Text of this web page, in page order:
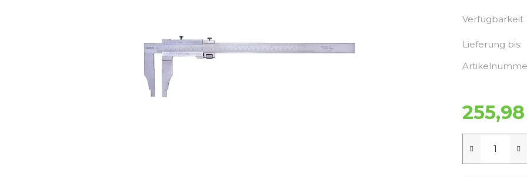
Verfügbarkeit
Lieferung bis: